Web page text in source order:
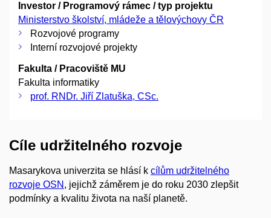
Investor / Programový rámec / typ projektu
Ministerstvo školství, mládeže a tělovýchovy ČR
Rozvojové programy
Interní rozvojové projekty
Fakulta / Pracoviště MU
Fakulta informatiky
prof. RNDr. Jiří Zlatuška, CSc.
Cíle udržitelného rozvoje
Masarykova univerzita se hlásí k cílům udržitelného
rozvoje OSN , jejichž záměrem je do roku 2030 zlepšit
podmínky a kvalitu života na naší planetě.